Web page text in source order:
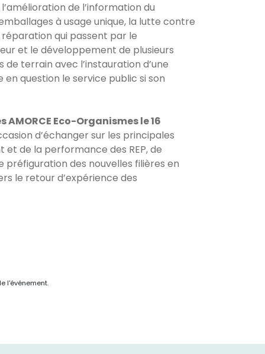
de l’information du
à usage unique, la lutte contre
qui passent par le
et le développement de plusieurs
terrain avec l’instauration d’une
question le service public si son
AMORCE Eco-Organismes le 16
d’échanger sur les principales
de la performance des REP, de
préfiguration des nouvelles filières en
le retour d’expérience des
l'événement.